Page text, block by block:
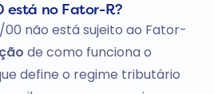
está no Fator-R?
00 não está sujeito ao Fator-
de como funciona o
define o regime tributário